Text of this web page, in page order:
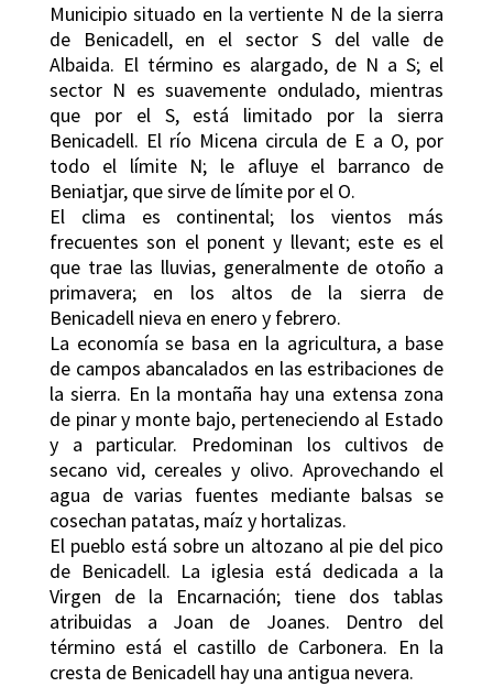
Municipio situado en la vertiente N de la sierra
de Benicadell, en el sector S del valle de
Albaida. El término es alargado, de N a S; el
sector N es suavemente ondulado, mientras
que por el S, está limitado por la sierra
Benicadell. El río Micena circula de E a O, por
todo el límite N; le afluye el barranco de
Beniatjar, que sirve de límite por el O.
El clima es continental; los vientos más
frecuentes son el ponent y llevant; este es el
que trae las lluvias, generalmente de otoño a
primavera; en los altos de la sierra de
Benicadell nieva en enero y febrero.
La economía se basa en la agricultura, a base
de campos abancalados en las estribaciones de
la sierra. En la montaña hay una extensa zona
de pinar y monte bajo, perteneciendo al Estado
y a particular. Predominan los cultivos de
secano vid, cereales y olivo. Aprovechando el
agua de varias fuentes mediante balsas se
cosechan patatas, maíz y hortalizas.
El pueblo está sobre un altozano al pie del pico
de Benicadell. La iglesia está dedicada a la
Virgen de la Encarnación; tiene dos tablas
atribuidas a Joan de Joanes. Dentro del
término está el castillo de Carbonera. En la
cresta de Benicadell hay una antigua nevera.